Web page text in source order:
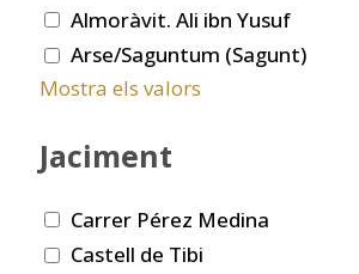
Almoràvit. Ali ibn Yusuf
Arse/Saguntum (Sagunt)
Mostra els valors
Jaciment
Carrer Pérez Medina
Castell de Tibi